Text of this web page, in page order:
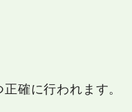
確に行われます。